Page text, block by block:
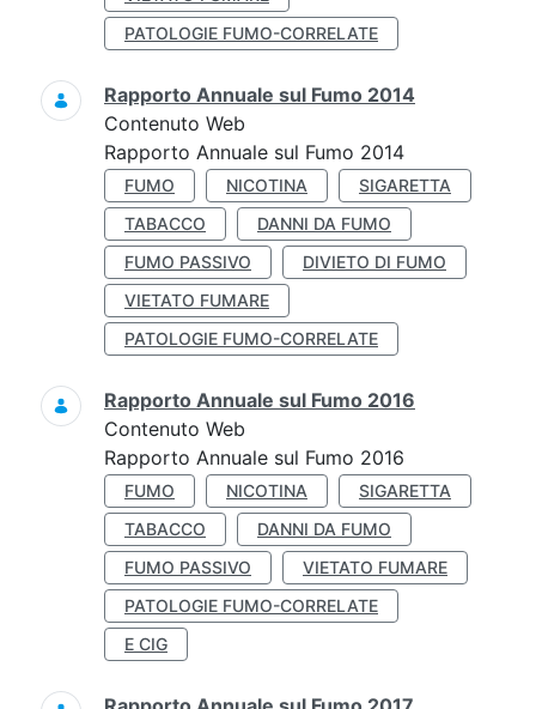
PATOLOGIE FUMO-CORRELATE
Rapporto Annuale sul Fumo 2014
Contenuto Web
Rapporto Annuale sul Fumo 2014
FUMO NICOTINA
SIGARETTA
TABACCO
DANNI DA FUMO
FUMO PASSIVO
DIVIETO DI FUMO
VIETATO FUMARE
PATOLOGIE FUMO-CORRELATE
Rapporto Annuale sul Fumo 2016
Contenuto Web
Rapporto Annuale sul Fumo 2016
FUMO NICOTINA
SIGARETTA
TABACCO
DANNI DA FUMO
FUMO PASSIVO
VIETATO FUMARE
PATOLOGIE FUMO-CORRELATE
E CIG